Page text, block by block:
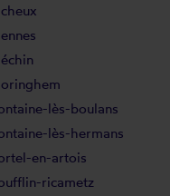
lès-boulans
lès-hermans
en-artois
ricametz